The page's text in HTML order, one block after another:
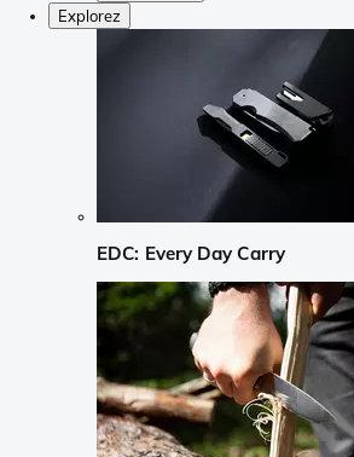
Explorez
EDC: Every Day Carry